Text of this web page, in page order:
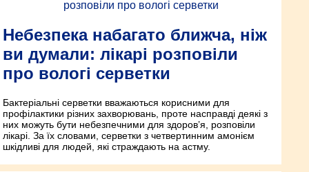
Небезпека набагато ближча, ніж
ви думали: лікарі розповіли
про вологі серветки
Бактеріальні серветки вважаються корисними для
профілактики різних захворювань, проте насправді деякі з
них можуть бути небезпечними для здоров’я, розповіли
лікарі. За їх словами, серветки з четвертинним амонієм
шкідливі для людей, які страждають на астму.